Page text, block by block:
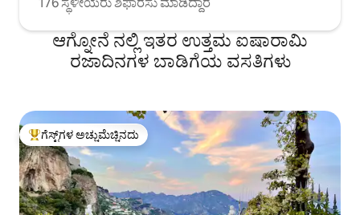
ಆಗ್ನೋನೆ ನಲ್ಲಿ ಇತರ ಉತ್ತಮ ಐಷಾರಾಮಿ
ರಜಾದಿನಗಳ ಬಾಡಿಗೆಯ ವಸತಿಗಳು
ಗೆಸ್ಟ್‌ಗಳಿಗೆ ಅತಿ ಹೆಚ್ಚು ಅಚ್ಚುಮೆಚ್ಚಿನದು
ಗೆಸ್ಟ್‌ಗಳ ಅಚ್ಚುಮೆಚ್ಚಿನದು